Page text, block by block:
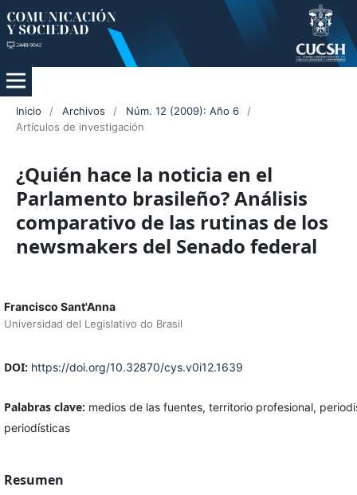
Inicio / Archivos / Núm. 12 (2009): Año 6
/
Artículos de investigación
¿Quién hace la noticia en el
Parlamento brasileño? Análisis
comparativo de las rutinas de los
newsmakers del Senado federal
Francisco Sant'Anna
Universidad del Legislativo do Brasil
DOI: https://doi.org/10.32870/cys.v0i12.1639
Palabras clave: medios de las fuentes, territorio profesional,
periodísticas
Resumen